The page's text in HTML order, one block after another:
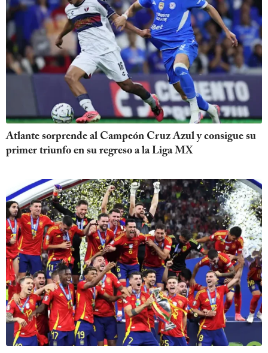
Atlante sorprende al Campeón Cruz Azul y consigue su
primer triunfo en su regreso a la Liga MX